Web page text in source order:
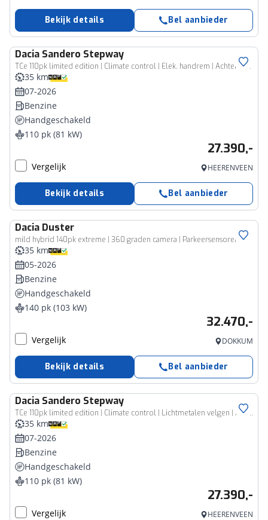
Bekijk details Bel aanbieder
Dacia Sandero Stepway
TCe 110pk limited edition | Climate control | Elek. handrem | Achteruitrijcamera | Cruise control |
35 km
07-2026
Benzine
Handgeschakeld
110 pk (81 kW)
27.390,-
Vergelijk HEERENVEEN
Bekijk details Bel aanbieder
Dacia Duster
mild hybrid 140pk extreme | 360 graden camera | Parkeersensoren rondom | Blind spot warning |
35 km
05-2026
Benzine
Handgeschakeld
140 pk (103 kW)
32.470,-
Vergelijk DOKKUM
Bekijk details Bel aanbieder
Dacia Sandero Stepway
TCe 110pk limited edition | Climate control | Lichtmetalen velgen | Achteruitrijcamera |
35 km
07-2026
Benzine
Handgeschakeld
110 pk (81 kW)
27.390,-
Vergelijk HEERENVEEN